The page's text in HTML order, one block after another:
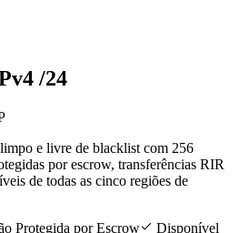
/24
e livre de blacklist com 256
por escrow, transferências RIR
de todas as cinco regiões de
Protegida por Escrow
Disponível